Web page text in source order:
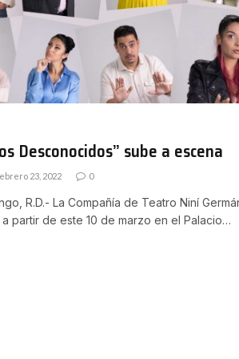
Desconocidos” sube a escena
23, 2022 0
R.D.- La Compañía de Teatro Niní
partir de este 10 de marzo en el Palacio…